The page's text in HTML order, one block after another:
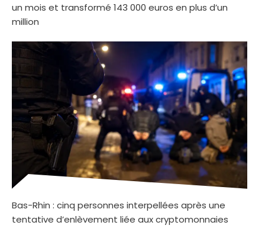
un mois et transformé 143 000 euros en plus d’un
million
Bas-Rhin : cinq personnes interpellées après une
tentative d’enlèvement liée aux cryptomonnaies